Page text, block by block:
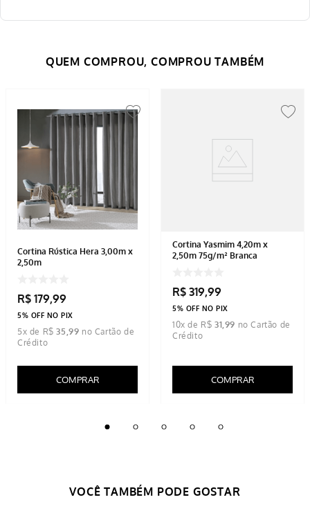
Cortina Rústica Hera 3,00m x
2,50m
R$ 179,99
5% OFF NO PIX
5x de R$ 35 ,99
COMPRAR
Cortina Yasmim 4,20m x
2,50m 75g/m² Branca
R$ 319,99
5% OFF NO PIX
10x de R$ 31,99
COMPRAR